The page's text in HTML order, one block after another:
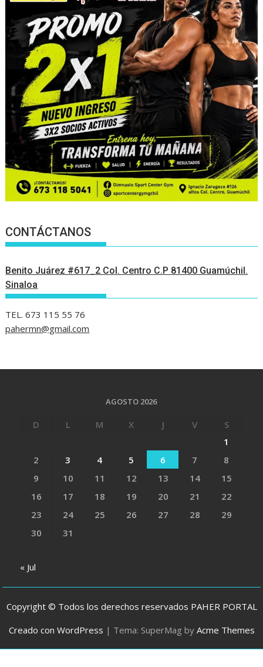
CONTÁCTANOS
Benito Juárez #617_2 Col. Centro C.P 81400 Guamúchil.
Sinaloa
TEL. 673 115 55 76
pahermn@gmail.com
AGOSTO 2026
D L M X J V
S
1
2
3 4 5 6 7
8
9
10 11 12 13 14
15
16
17 18 19 20 21
22
23
24 25 26 27 28
29
30
31
« Jul
Copyright © Todos los derechos reservados PAHER PORTAL
Creado con WordPress | Tema: SuperMag by Acme Themes